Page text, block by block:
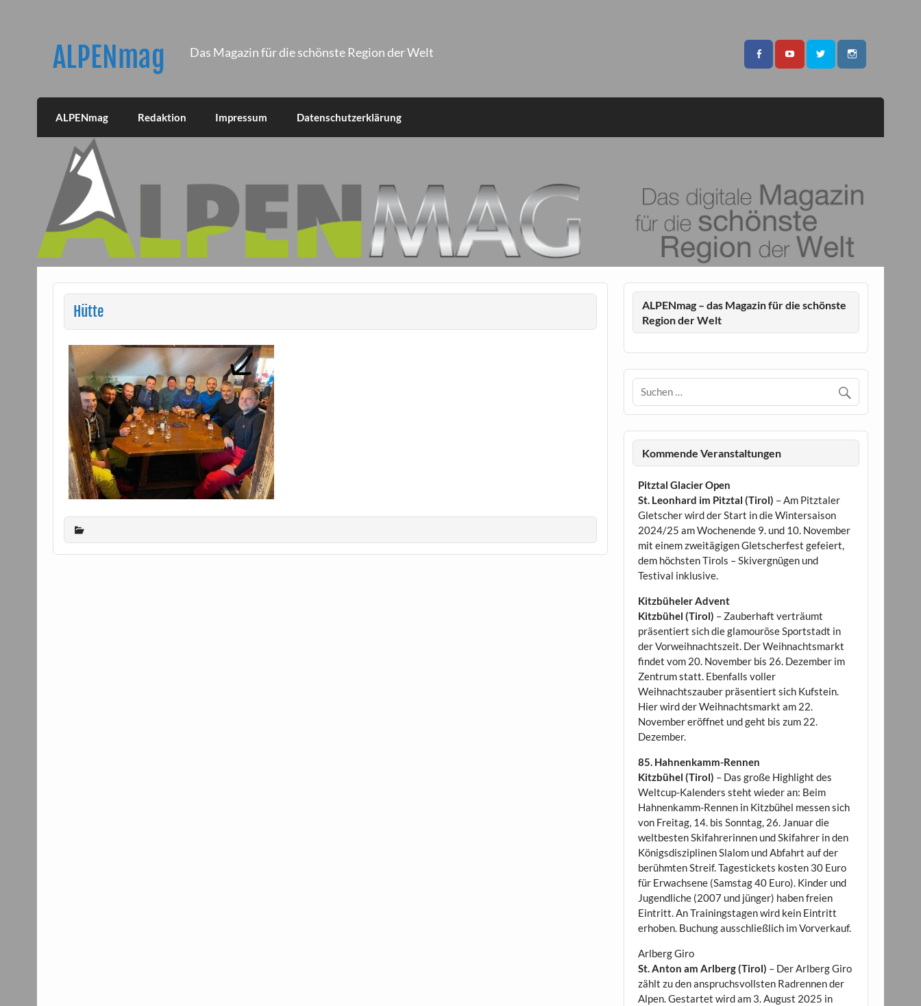
ALPENmag Das Magazin für die schönste Region der Welt
ALPENmag Redaktion Impressum Datenschutzerklärung
Hütte
ALPENmag – das Magazin für die schönste
Region der Welt
Kommende Veranstaltungen
Pitztal Glacier Open
St. Leonhard im Pitztal (Tirol) – Am Pitztaler
Gletscher wird der Start in die Wintersaison
2024/25 am Wochenende 9. und 10. November
mit einem zweitägigen Gletscherfest gefeiert,
dem höchsten Tirols – Skivergnügen und
Testival inklusive.
Kitzbüheler Advent
Kitzbühel (Tirol) – Zauberhaft verträumt
präsentiert sich die glamouröse Sportstadt in
der Vorweihnachtszeit. Der Weihnachtsmarkt
findet vom 20. November bis 26. Dezember im
Zentrum statt. Ebenfalls voller
Weihnachtszauber präsentiert sich Kufstein.
Hier wird der Weihnachtsmarkt am 22.
November eröffnet und geht bis zum 22.
Dezember.
85. Hahnenkamm-Rennen
Kitzbühel (Tirol) – Das große Highlight des
Weltcup-Kalenders steht wieder an: Beim
Hahnenkamm-Rennen in Kitzbühel messen sich
von Freitag, 14. bis Sonntag, 26. Januar die
weltbesten Skifahrerinnen und Skifahrer in den
Königsdisziplinen Slalom und Abfahrt auf der
berühmten Streif. Tagestickets kosten 30 Euro
für Erwachsene (Samstag 40 Euro). Kinder und
Jugendliche (2007 und jünger) haben freien
Eintritt. An Trainingstagen wird kein Eintritt
erhoben. Buchung ausschließlich im Vorverkauf.
Arlberg Giro
St. Anton am Arlberg (Tirol) – Der Arlberg Giro
zählt zu den anspruchsvollsten Radrennen der
Alpen. Gestartet wird am 3. August 2025 in